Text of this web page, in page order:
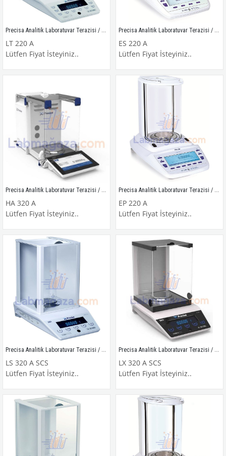
Precisa Analitik Laboratuvar Terazisi / LT 220 A
LT 220 A
Lütfen Fiyat İsteyiniz..
Precisa Analitik Laboratuvar Terazisi / ES 220 A
ES 220 A
Lütfen Fiyat İsteyiniz..
Precisa Analitik Laboratuvar Terazisi / HA 320 A
HA 320 A
Lütfen Fiyat İsteyiniz..
Precisa Analitik Laboratuvar Terazisi / EP 220 A
EP 220 A
Lütfen Fiyat İsteyiniz..
Precisa Analitik Laboratuvar Terazisi / LS 320 A SCS
LS 320 A SCS
Lütfen Fiyat İsteyiniz..
Precisa Analitik Laboratuvar Terazisi / LX 320 A SCS
LX 320 A SCS
Lütfen Fiyat İsteyiniz..